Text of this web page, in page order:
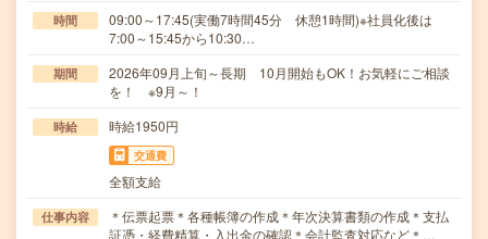
時間
09:00～17:45(実働7時間45分 休憩1時間)※社員化後は
7:00～15:45から10:30…
期間
2026年09月上旬～長期 10月開始もOK！お気軽にご相談
を！ ※9月～！
時給 時給1950円
交通費
全額支給
仕事内容
＊伝票起票＊各種帳簿の作成＊年次決算書類の作成＊支払
証憑・経費精算・入出金の確認＊会計監査対応など＊…